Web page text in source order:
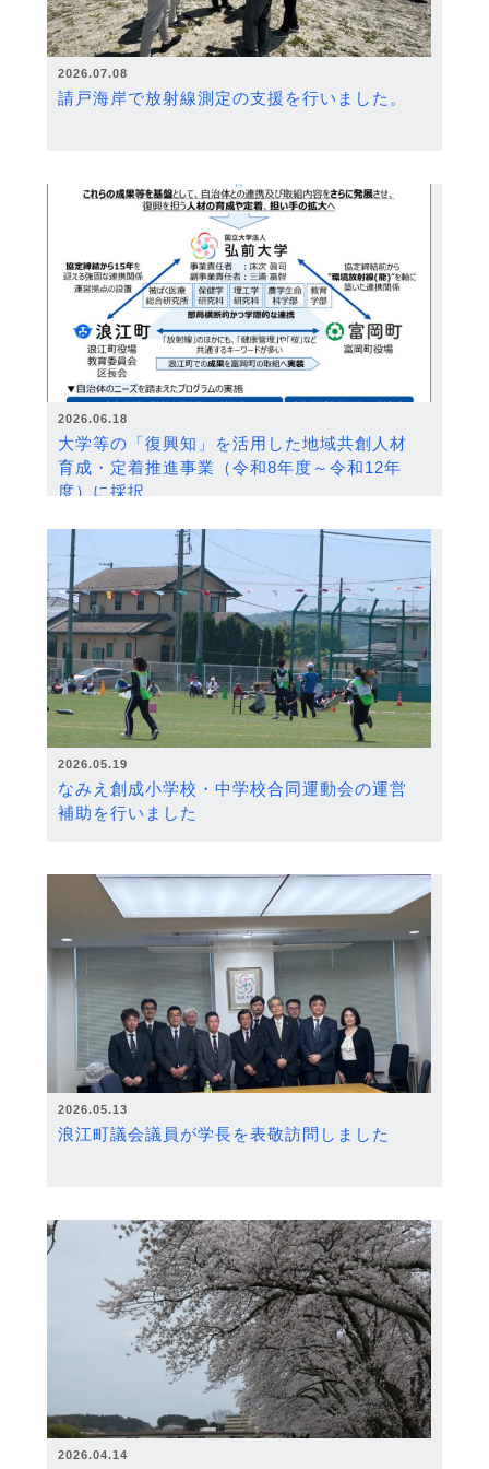
2026.07.08
請戸海岸で放射線測定の支援を行いました。
2026.06.18
大学等の「復興知」を活用した地域共創人材
育成・定着推進事業（令和8年度～令和12年
度）に採択
2026.05.19
なみえ創成小学校・中学校合同運動会の運営
補助を行いました
2026.05.13
浪江町議会議員が学長を表敬訪問しました
2026.04.14